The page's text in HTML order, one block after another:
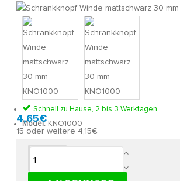
Schnell zu Hause, 2 bis 3 Werktagen
Model: KNO1000
4,65€
15 oder weitere 4,15€